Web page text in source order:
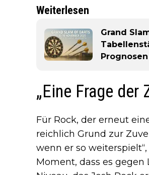
Weiterlesen
Grand
Prognosen
„Eine Frage
Für Rock, der erneut
reichlich Grund zur
wenn er so
Moment, dass es gegen